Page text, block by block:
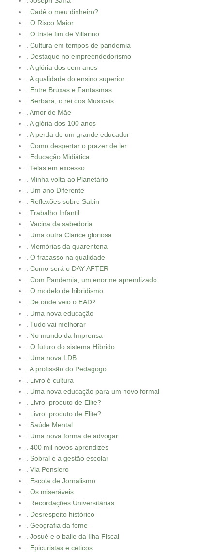
. Cadê o meu dinheiro?
. O Risco Maior
. O triste fim de Villarino
. Cultura em tempos de pandemia
. Destaque no empreendedorismo
. A glória dos cem anos
. A qualidade do ensino superior
. Entre Bruxas e Fantasmas
. Berbara, o rei dos Musicais
. Amor de Mãe
. A glória dos 100 anos
. A perda de um grande educador
. Como despertar o prazer de ler
. Educação Midiática
. Telas em excesso
. Minha volta ao Planetário
. Um ano Diferente
. Reflexões sobre Sabin
. Trabalho Infantil
. Vacina da sabedoria
. Uma outra Clarice gloriosa
. Memórias da quarentena
. O fracasso na qualidade
. Como será o DAY AFTER
. Com Pandemia, um enorme aprendizado.
. O modelo de hibridismo
. De onde veio o EAD?
. Uma nova educação
. Tudo vai melhorar
. No mundo da Imprensa
. O futuro do sistema Híbrido
. Uma nova LDB
. A profissão do Pedagogo
. Livro é cultura
. Uma nova educação para um novo formal
. Livro, produto de Elite?
. Livro, produto de Elite?
. Saúde Mental
. Uma nova forma de advogar
. 400 mil novos aprendizes
. Sobral e a gestão escolar
. Via Pensiero
. Escola de Jornalismo
. Os miseráveis
. Recordações Universitárias
. Desrespeito histórico
. Geografia da fome
. Josué e o baile da Ilha Fiscal
. Epicuristas e céticos